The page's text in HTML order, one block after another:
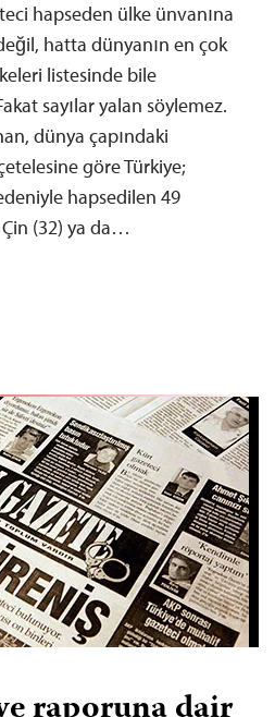
hapseden ülke ünvanına
hatta dünyanın en çok
listesinde bile
sayılar yalan söylemez.
dünya çapındaki
göre Türkiye;
hapsedilen 49
(32) ya da…